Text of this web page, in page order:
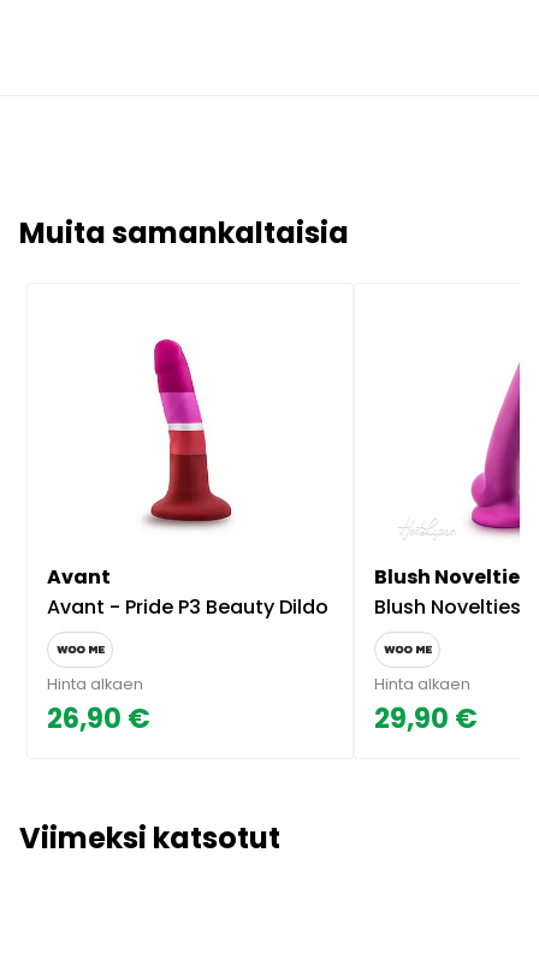
Muita samankaltaisia
Avant
Avant - Pride P3 Beauty Dildo
Hinta alkaen
26,90 €
Blush Novelties
Blush Novelties Avant D9
Hinta alkaen
29,90 €
Viimeksi katsotut